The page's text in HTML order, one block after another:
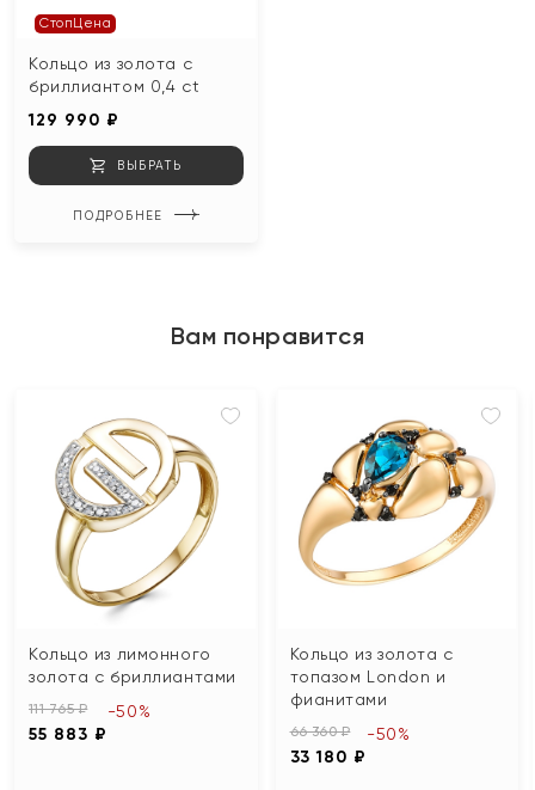
СтопЦена
Кольцо из золота с
бриллиантом 0,4 ct
129 990 ₽
ВЫБРАТЬ
ПОДРОБНЕЕ
Вам понравится
Кольцо из лимонного
золота с бриллиантами
111 765 ₽
55 883 ₽
-50%
Кольцо из золота с
топазом London и
фианитами
66 360 ₽
33 180 ₽
-50%